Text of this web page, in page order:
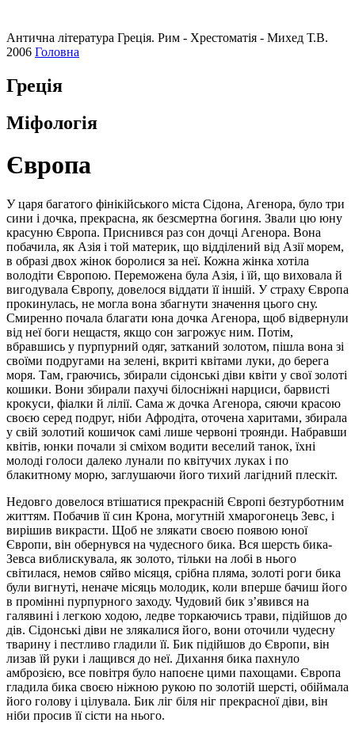
Антична література Греція. Рим - Хрестоматія - Михед Т.В.
2006 Головна
Греція
Міфологія
Європа
У царя багатого фінікійського міста Сідона, Агенора, було три
сини і дочка, прекрасна, як безсмертна богиня. Звали цю юну
красуню Європа. Приснився раз сон дочці Агенора. Вона
побачила, як Азія і той материк, що відділений від Азії морем,
в образі двох жінок боролися за неї. Кожна жінка хотіла
володіти Європою. Переможена була Азія, і їй, що виховала й
вигодувала Європу, довелося віддати її іншій. У страху Європа
прокинулась, не могла вона збагнути значення цього сну.
Смиренно почала благати юна дочка Агенора, щоб відвернули
від неї боги нещастя, якщо сон загрожує ним. Потім,
вбравшись у пурпурний одяг, затканий золотом, пішла вона зі
своїми подругами на зелені, вкриті квітами луки, до берега
моря. Там, граючись, збирали сідонські діви квіти у свої золоті
кошики. Вони збирали пахучі білосніжні нарциси, барвисті
крокуси, фіалки й лілії. Сама ж дочка Агенора, сяючи красою
своєю серед подруг, ніби Афродіта, оточена харитами, збирала
у свій золотий кошичок самі лише червоні троянди. Набравши
квітів, юнки почали зі сміхом водити веселий танок, їхні
молоді голоси далеко лунали по квітучих луках і по
блакитному морю, заглушаючи його тихий лагідний плескіт.
Недовго довелося втішатися прекрасній Європі безтурботним
життям. Побачив її син Крона, могутній хмарогонець Зевс, і
вирішив викрасти. Щоб не злякати своєю появою юної
Європи, він обернувся на чудесного бика. Вся шерсть бика-
Зевса виблискувала, як золото, тільки на лобі в нього
світилася, немов сяйво місяця, срібна пляма, золоті роги бика
були вигнуті, неначе місяць молодик, коли вперше бачиш його
в промінні пурпурного заходу. Чудовий бик з’явився на
галявині і легкою ходою, ледве торкаючись трави, підійшов до
дів. Сідонські діви не злякалися його, вони оточили чудесну
тварину і пестливо гладили її. Бик підійшов до Європи, він
лизав їй руки і лащився до неї. Дихання бика пахнуло
амброзією, все повітря було напоєне цими пахощами. Європа
гладила бика своєю ніжною рукою по золотій шерсті, обіймала
його голову і цілувала. Бик ліг біля ніг прекрасної діви, він
ніби просив її сісти на нього.